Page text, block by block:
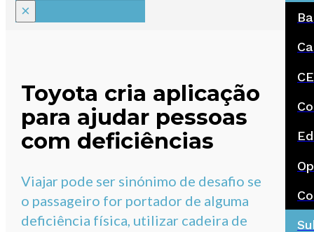
×
Toyota cria aplicação
para ajudar pessoas
com deficiências
Viajar pode ser sinónimo de desafio se
o passageiro for portador de alguma
deficiência física, utilizar cadeira de